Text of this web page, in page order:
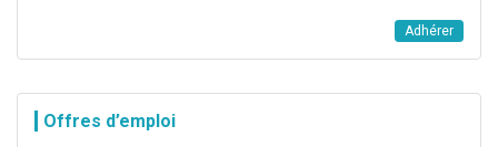
Adhérer
Offres d’emploi